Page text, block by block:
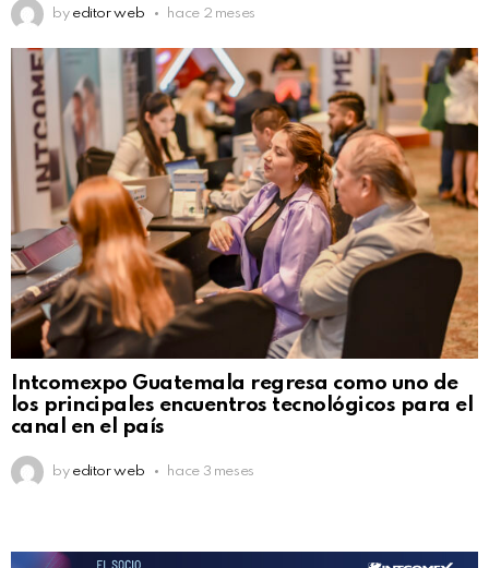
by editor web hace 2 meses
Intcomexpo Guatemala regresa como uno de
los principales encuentros tecnológicos para el
canal en el país
by editor web hace 3 meses